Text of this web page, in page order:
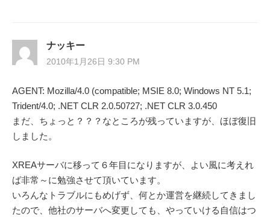
ナッキー
2010年1月26日 9:30 PM
AGENT: Mozilla/4.0 (compatible; MSIE 8.0; Windows NT 5.1;
Trident/4.0; .NET CLR 2.0.50727; .NET CLR 3.0.450
まだ、ちょっと？？？なところが残っていますが、ほぼ復旧
しました。
XREAサーバに移って６年目になりますが、よい風に考えれ
ば非常～に勉強させて頂いています。
いろんなトラブルにもめげず、何とか運営を継続してきまし
たので、他社のサーバへ変更しても、やっていける自信はつ